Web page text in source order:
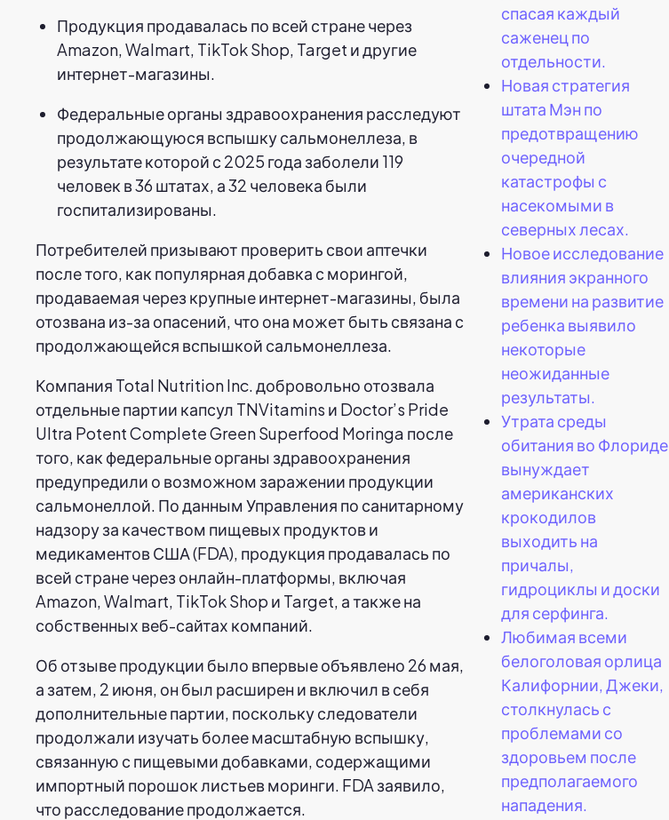
Продукция продавалась по всей стране через
Amazon, Walmart, TikTok Shop, Target и другие
интернет-магазины.
Федеральные органы здравоохранения расследуют
продолжающуюся вспышку сальмонеллеза, в
результате которой с 2025 года заболели 119
человек в 36 штатах, а 32 человека были
госпитализированы.
Потребителей призывают проверить свои аптечки
после того, как популярная добавка с морингой,
продаваемая через крупные интернет-магазины, была
отозвана из-за опасений, что она может быть связана с
продолжающейся вспышкой сальмонеллеза.
Компания Total Nutrition Inc. добровольно отозвала
отдельные партии капсул TNVitamins и Doctor’s Pride
Ultra Potent Complete Green Superfood Moringa после
того, как федеральные органы здравоохранения
предупредили о возможном заражении продукции
сальмонеллой. По данным Управления по санитарному
надзору за качеством пищевых продуктов и
медикаментов США (FDA), продукция продавалась по
всей стране через онлайн-платформы, включая
Amazon, Walmart, TikTok Shop и Target, а также на
собственных веб-сайтах компаний.
Об отзыве продукции было впервые объявлено 26 мая,
а затем, 2 июня, он был расширен и включил в себя
дополнительные партии, поскольку следователи
продолжали изучать более масштабную вспышку,
связанную с пищевыми добавками, содержащими
импортный порошок листьев моринги. FDA заявило,
что расследование продолжается.
спасая каждый
саженец по
отдельности.
Новая стратегия
штата Мэн по
предотвращению
очередной
катастрофы с
насекомыми в
северных лесах.
Новое исследование
влияния экранного
времени на развитие
ребенка выявило
некоторые
неожиданные
результаты.
Утрата среды
обитания во Флориде
вынуждает
американских
крокодилов
выходить на
причалы,
гидроциклы и доски
для серфинга.
Любимая всеми
белоголовая орлица
Калифорнии, Джеки,
столкнулась с
проблемами со
здоровьем после
предполагаемого
нападения.